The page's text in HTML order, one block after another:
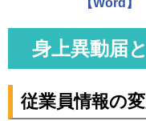
7-3. 個人情報管理
7-4. 紙・Excel管理
8. 身上異動届を電子
8-1. 申請・承認・
身上異動届
従業員情報の